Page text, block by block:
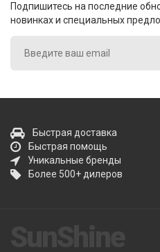
Подпишитесь на последние
новинках и специальных
Быстрая доставка
Быстрая помощь
Уникальные бренды
Более 500+ дилеров